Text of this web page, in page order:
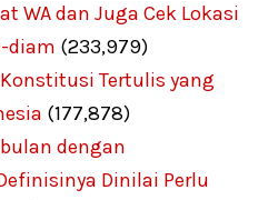
WA dan Juga Cek Lokasi
diam (233,979)
Tertulis yang
(177,878)
dengan
Dinilai Perlu